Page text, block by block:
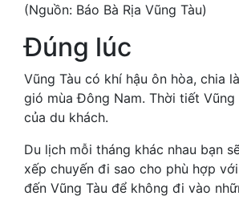
(Nguồn: Báo Bà Rịa Vũng Tàu)
Đúng lúc
Vũng Tàu có khí hậu ôn hòa, chia
gió mùa Đông Nam. Thời tiết
của du khách.
Du lịch mỗi tháng khác nhau bạn
xếp chuyến đi sao cho phù hợp
đến Vũng Tàu để không đi vào